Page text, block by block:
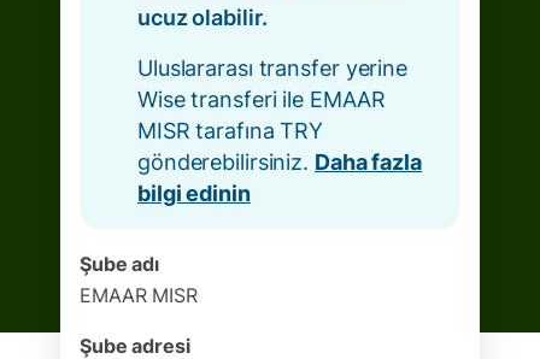
ucuz olabilir.
Uluslararası transfer yerine
Wise transferi ile EMAAR
MISR tarafına TRY
gönderebilirsiniz. Daha fazla
bilgi edinin
Şube adı
EMAAR MISR
Şube adresi